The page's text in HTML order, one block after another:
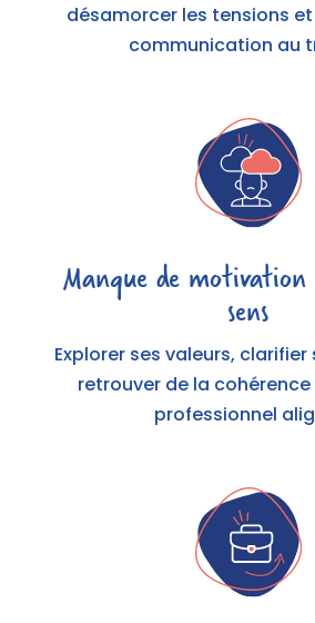
désamorcer les tensions
communication au
Manque de
sens
Explorer ses valeurs,
retrouver de la
professionnel